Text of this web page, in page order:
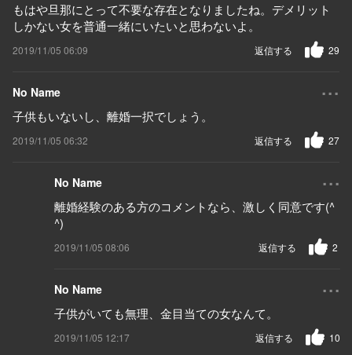
もはや旦那にとって不要な存在となりましたね。デメリット
しかない女を普通一緒にいたいと思わないよ。
2019/11/05 06:09 29
返信する
No Name ...
子供もいないし、離婚一択でしょう。
2019/11/05 06:32 27
返信する
No Name ...
離婚経験のある方のコメントなら、激しく同意です(^
^)
2019/11/05 08:06 2
返信する
No Name ...
子供がいても無理、金目当ての女なんて。
2019/11/05 12:17 10
返信する